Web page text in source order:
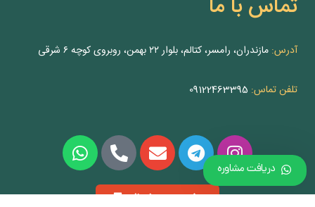
تماس با ما
آدرس: مازندران، رامسر، کتالم، بلوار ۲۲ بهمن، روبروی کوچه ۶ شرقی
تلفن تماس: 09122463395
عضویت در خبرنامه
دریافت مشاوره